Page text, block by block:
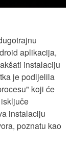
aplikacija,
instalaciju
je podijelila
koji će
instalaciju
poznatu kao